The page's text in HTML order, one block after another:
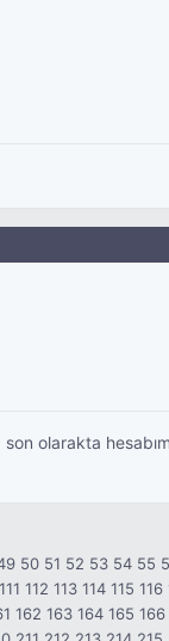
olarakta
50 51 52 53 54 55
111 112 113 114 115 116
162 163 164 165 166